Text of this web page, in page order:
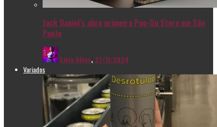
Jack Daniel’s abre primeira Pop-Up Store em São
Paulo
Livia Alves, 27/11/2024
Variados